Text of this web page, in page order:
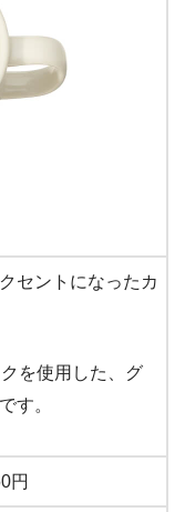
セントになったカ
を使用した、グ
す。
円